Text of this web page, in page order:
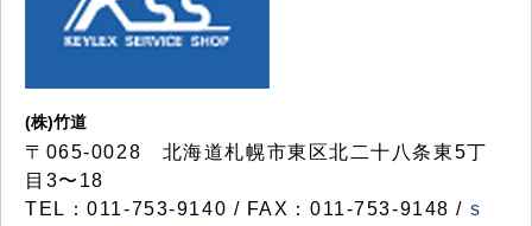
(株)竹道
〒065-0028 北海道札幌市東区北二十八条東5丁
目3〜18
TEL：011-753-9140 / FAX：011-753-9148 / s